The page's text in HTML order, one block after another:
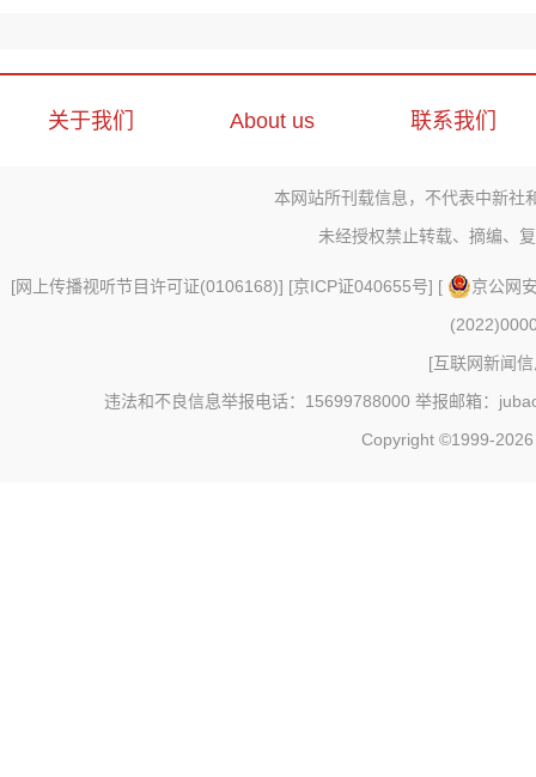
关于我们 About us 联系我们
本网站所刊载信息，不代表中新社
未经授权禁止转载、摘编、
[网上传播视听节目许可证(0106168)] [京ICP证040655号] [
京公网
[互联网新闻
违法和不良信息举报电话：15699788000 举报邮箱：
Copyright ©1999-